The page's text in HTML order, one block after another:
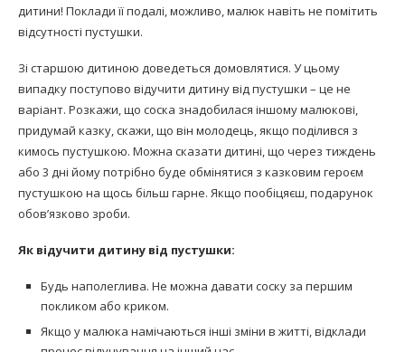
дитини! Поклади її подалі, можливо, малюк навіть не помітить
відсутності пустушки.
Зі старшою дитиною доведеться домовлятися. У цьому
випадку поступово відучити дитину від пустушки – це не
варіант. Розкажи, що соска знадобилася іншому малюкові,
придумай казку, скажи, що він молодець, якщо поділився з
кимось пустушкою. Можна сказати дитині, що через тиждень
або 3 дні йому потрібно буде обмінятися з казковим героєм
пустушкою на щось більш гарне. Якщо пообіцяєш, подарунок
обов’язково зроби.
Як відучити дитину від пустушки:
Будь наполеглива. Не можна давати соску за першим
покликом або криком.
Якщо у малюка намічаються інші зміни в житті, відклади